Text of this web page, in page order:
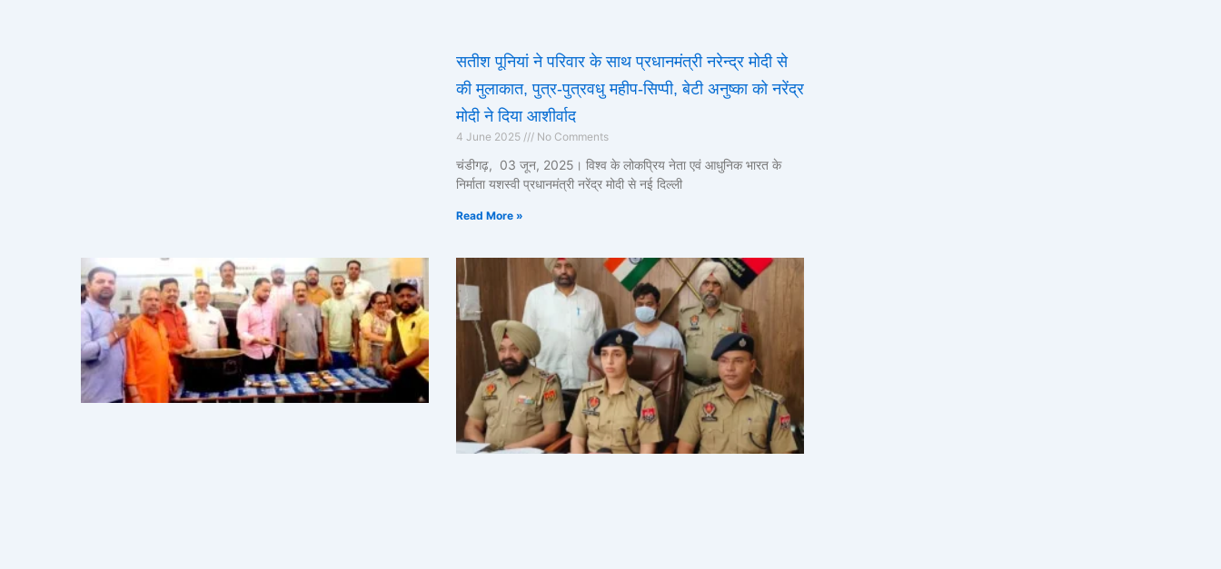
सतीश पूनियां ने परिवार के साथ प्रधानमंत्री नरेन्द्र मोदी से
की मुलाकात, पुत्र-पुत्रवधु महीप-सिप्पी, बेटी अनुष्का को नरेंद्र
मोदी ने दिया आशीर्वाद
4 June 2025 No Comments
चंडीगढ़, 03 जून, 2025। विश्व के लोकप्रिय नेता एवं आधुनिक भारत के
निर्माता यशस्वी प्रधानमंत्री नरेंद्र मोदी से नई दिल्ली
Read More »